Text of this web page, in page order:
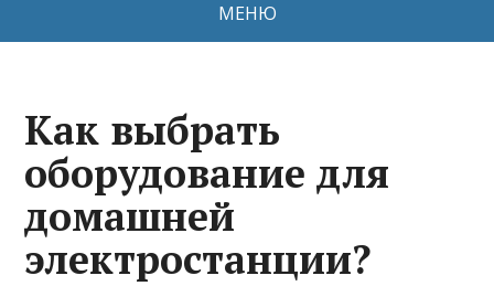
МЕНЮ
Как выбрать
оборудование для
домашней
электростанции?